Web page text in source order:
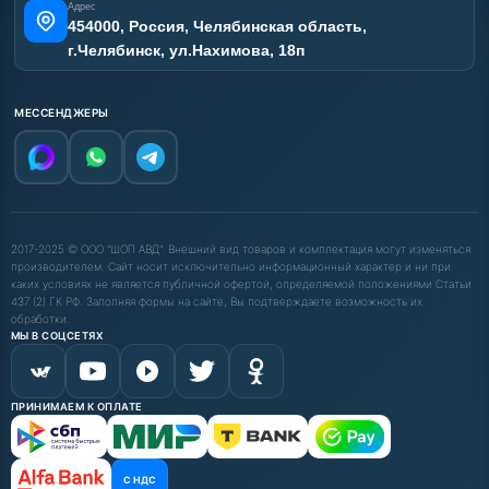
Адрес
454000, Россия, Челябинская область,
г.Челябинск, ул.Нахимова, 18п
МЕССЕНДЖЕРЫ
2017-2025 © ООО "ШОП АВД". Внешний вид товаров и комплектация могут изменяться
производителем. Сайт носит исключительно информационный характер и ни при
каких условиях не является публичной офертой, определяемой положениями Статьи
437 (2) ГК РФ. Заполняя формы на сайте, Вы подтверждаете возможность их
обработки.
МЫ В СОЦСЕТЯХ
ПРИНИМАЕМ К ОПЛАТЕ
С НДС